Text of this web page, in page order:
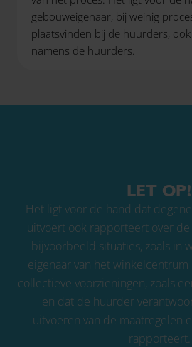
gebouweigenaar, bij weinig
plaatsvinden bij de huurders,
namens de huurders.
LET OP!
Het ligt voor de hand dat
uitvoert ook rapporteert over de
bijvoorbeeld situaties, zoals in
eigenaar van het
collectieve voorzieningen, zoals
en dat de huurder
uitvoeren van de maatregelen
rapporteert.